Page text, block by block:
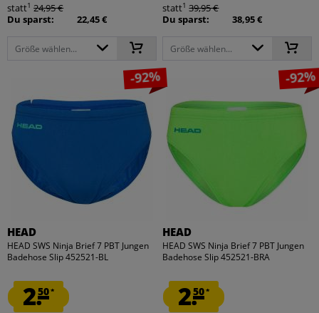
statt1 24,95 €
Du sparst:
22,45 €
Größe wählen...
statt1 39,95 €
Du sparst:
38,95 €
Größe wählen...
-92%
HEAD
HEAD SWS Ninja Brief 7 PBT Jungen
Badehose Slip 452521-BL
2.50*
-92%
HEAD
HEAD SWS Ninja Brief 7 PBT Jungen
Badehose Slip 452521-BRA
2.50*